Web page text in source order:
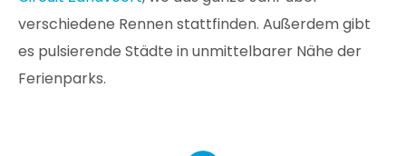
verschiedene Rennen stattfinden. Außerdem gibt
es pulsierende Städte in unmittelbarer Nähe der
Ferienparks.